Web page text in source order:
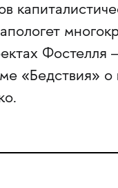
Фостелля
«Бедствия»